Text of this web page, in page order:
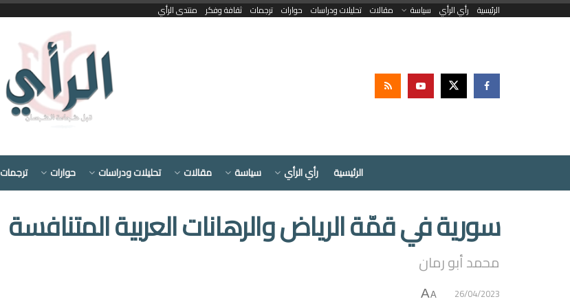
الرئيسية رأي الرأي سياسة مقالات تحليلات ودراسات حوارات ترجمات ثقافة وفكر منتدى الرأي
الرئيسية رأي الرأي سياسة مقالات تحليلات ودراسات حوارات ترجمات
سورية في قمّة الرياض والرهانات العربية المتنافسة
محمد أبو رمان
26/04/2023
A
A